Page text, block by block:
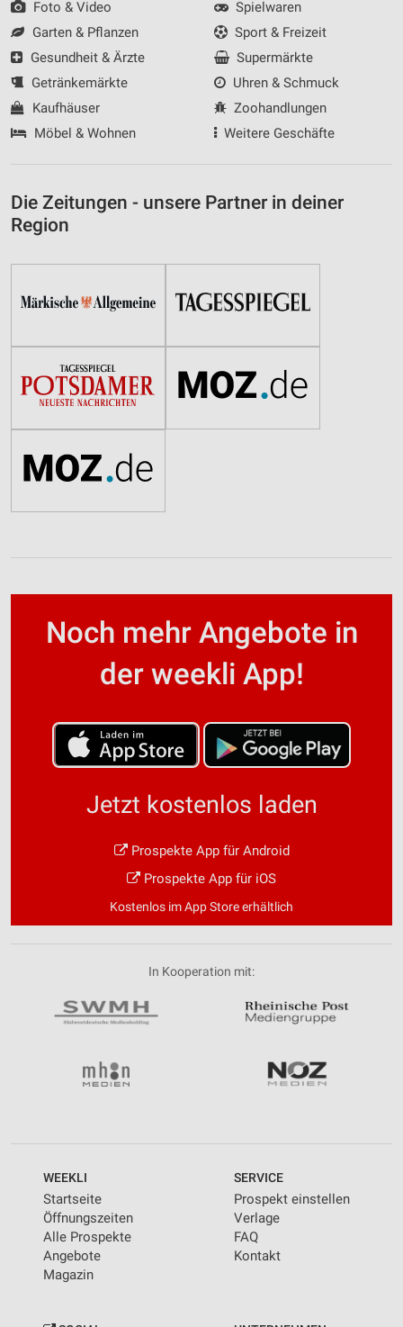
Foto & Video
Garten & Pflanzen
Gesundheit & Ärzte
Getränkemärkte
Kaufhäuser
Möbel & Wohnen
Spielwaren
Sport & Freizeit
Supermärkte
Uhren & Schmuck
Zoohandlungen
Weitere Geschäfte
Die Zeitungen - unsere Partner in deiner
Region
Noch mehr Angebote in
der weekli App!
Jetzt kostenlos laden
Prospekte App für Android
Prospekte App für iOS
Kostenlos im App Store erhältlich
In Kooperation mit:
WEEKLI
Startseite
Öffnungszeiten
Alle Prospekte
Angebote
Magazin
SERVICE
Prospekt einstellen
Verlage
FAQ
Kontakt